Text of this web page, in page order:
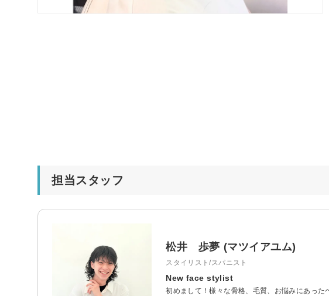
担当スタッフ
松井 歩夢 (マツイアユム)
スタイリスト/スパニスト
New face stylist
初めまして！様々な骨格、毛質、お悩みにあっ